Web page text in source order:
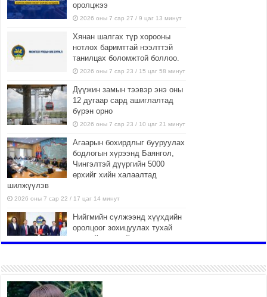
оролцжээ
2026 оны 7 сар 27 / 9 цаг 13 минут
Хянан шалгах түр хорооны
нотлох баримттай нээлттэй
танилцах боломжтой боллоо.
2026 оны 7 сар 23 / 15 цаг 58 минут
Дүүжин замын тээвэр энэ оны
12 дугаар сард ашиглалтад
бүрэн орно
2026 оны 7 сар 23 / 10 цаг 21 минут
Агаарын бохирдлыг бууруулах
бодлогын хүрээнд Баянгол,
Чингэлтэй дүүргийн 5000
өрхийг хийн халаалтад
шилжүүлэв
2026 оны 7 сар 22 / 17 цаг 14 минут
Нийгмийн сүлжээнд хүүхдийн
оролцоог зохицуулах тухай
хуулийн төслийг өргөн
УИХ-ын гишүүн А.Ариунзаяа
“Нээлттэй парламент” танхимд